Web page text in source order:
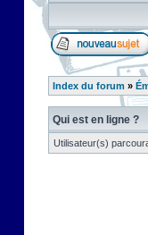
Index du forum »
Qui est en ligne ?
Utilisateur(s)